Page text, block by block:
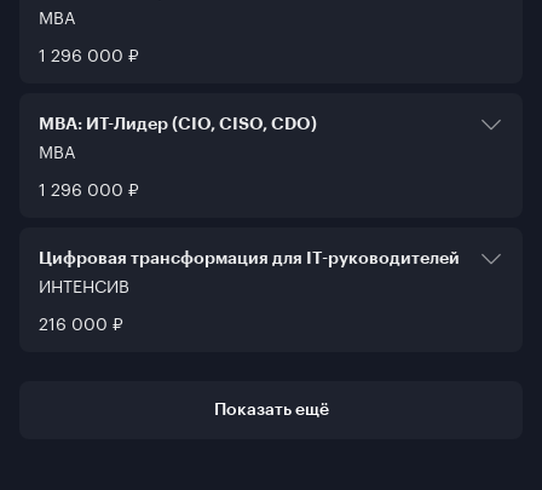
MBA
MBA
Вечерний
Срок обучения
24 месяца
1 296 000 ₽
МВА: ИТ-Лидер (CIO, CISO, CDO)
MBA
MBA
Модульный
Срок обучения
24 месяца
1 296 000 ₽
Цифровая трансформация для IT-руководителей
ИНТЕНСИВ
Интенсив
216 000 ₽
Показать ещё